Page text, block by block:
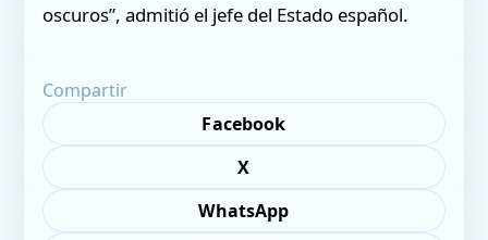
oscuros”, admitió el jefe del Estado español.
Compartir
Facebook
X
WhatsApp